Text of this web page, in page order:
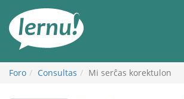
Foro Consultas Mi serĉas korektulon